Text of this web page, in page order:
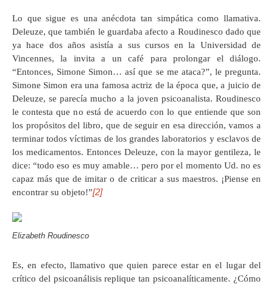
Lo que sigue es una anécdota tan simpática como llamativa.
Deleuze, que también le guardaba afecto a Roudinesco dado que
ya hace dos años asistía a sus cursos en la Universidad de
Vincennes, la invita a un café para prolongar el diálogo.
“Entonces, Simone Simon… así que se me ataca?”, le pregunta.
Simone Simon era una famosa actriz de la época que, a juicio de
Deleuze, se parecía mucho a la joven psicoanalista. Roudinesco
le contesta que no está de acuerdo con lo que entiende que son
los propósitos del libro, que de seguir en esa dirección, vamos a
terminar todos víctimas de los grandes laboratorios y esclavos de
los medicamentos. Entonces Deleuze, con la mayor gentileza, le
dice: “todo eso es muy amable… pero por el momento Ud. no es
capaz más que de imitar o de criticar a sus maestros. ¡Piense en
encontrar su objeto!”[2]
Elizabeth Roudinesco
Es, en efecto, llamativo que quien parece estar en el lugar del
crítico del psicoanálisis replique tan psicoanalíticamente. ¿Cómo